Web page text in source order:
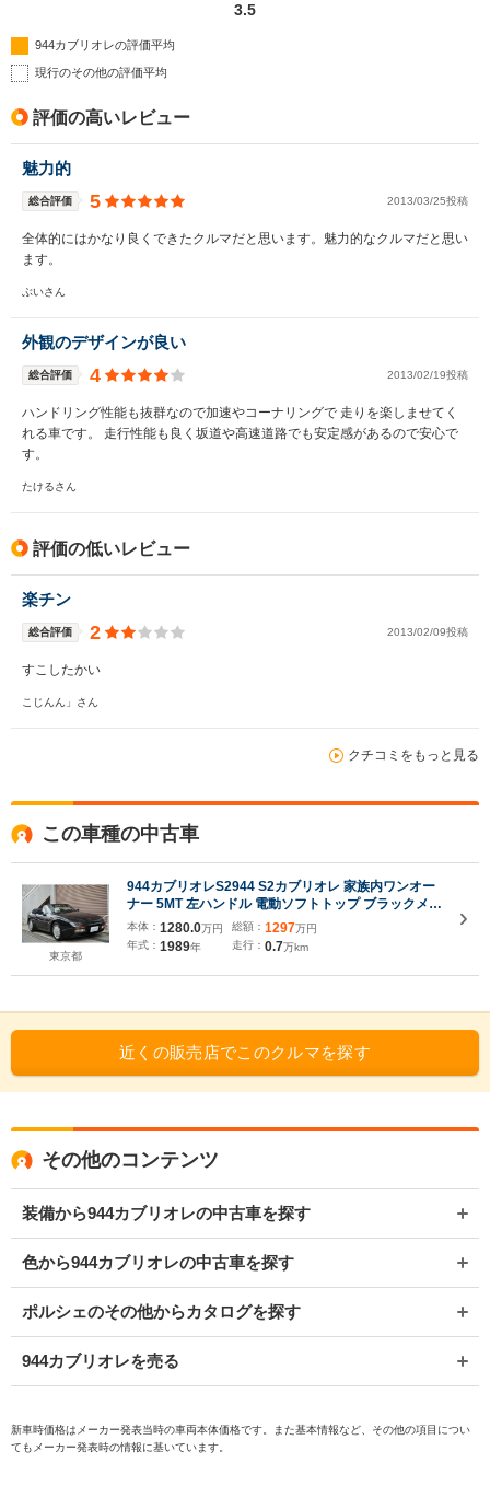
3.5
944カブリオレの評価平均
現行のその他の評価平均
評価の高いレビュー
魅力的
総合評価 5 2013/03/25投稿
全体的にはかなり良くできたクルマだと思います。魅力的なクルマだと思い
ます。
ぶいさん
外観のデザインが良い
総合評価 4 2013/02/19投稿
ハンドリング性能も抜群なので加速やコーナリングで 走りを楽しませてく
れる車です。 走行性能も良く坂道や高速道路でも安定感があるので安心で
す。
たけるさん
評価の低いレビュー
楽チン
総合評価 2 2013/02/09投稿
すこしたかい
こじんん」さん
クチコミをもっと見る
この車種の中古車
東京都
944カブリオレS2944 S2カブリオレ 家族内ワンオー
ナー 5MT 左ハンドル 電動ソフトトップ ブラックメタ
リック アイボリーハーフレザー パワーシート 分割可
倒式リアシート 純正16AW 整備記録簿 ディーラー車
本体： 1280.0万円
年式： 1989年
総額： 1297万円
走行： 0.7万km
近くの販売店でこのクルマを探す
その他のコンテンツ
装備から944カブリオレの中古車を探す
色から944カブリオレの中古車を探す
ポルシェのその他からカタログを探す
944カブリオレを売る
新車時価格はメーカー発表当時の車両本体価格です。また基本情報など、その他の項目につい
てもメーカー発表時の情報に基いています。